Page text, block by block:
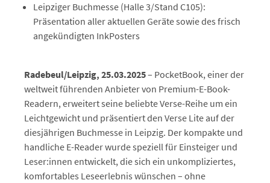
Leipziger Buchmesse (Halle 3/Stand C105):
Präsentation aller aktuellen Geräte sowie des frisch
angekündigten InkPosters
Radebeul/Leipzig, 25.03.2025– PocketBook, einer der
weltweit führenden Anbieter von Premium-E-Book-
Readern, erweitert seine beliebte Verse-Reihe um ein
Leichtgewicht und präsentiert den Verse Lite auf der
diesjährigen Buchmesse in Leipzig. Der kompakte und
handliche E-Reader wurde speziell für Einsteiger und
Leser:innen entwickelt, die sich ein unkompliziertes,
komfortables Leseerlebnis wünschen – ohne